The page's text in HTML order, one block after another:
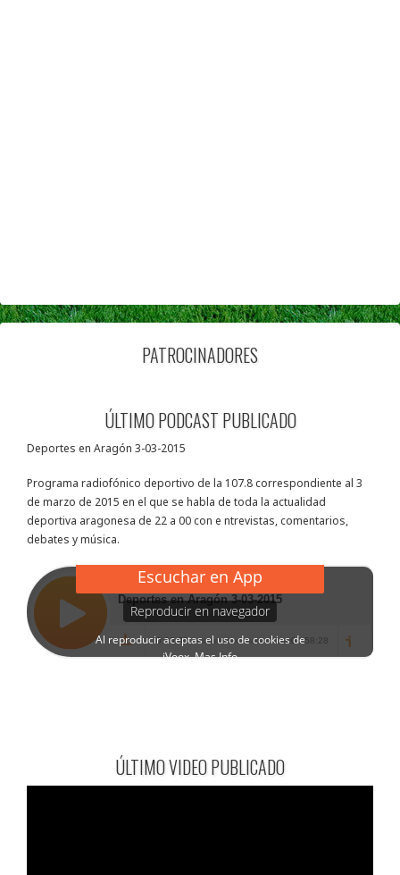
PATROCINADORES
ÚLTIMO PODCAST PUBLICADO
Deportes en Aragón 3-03-2015
Programa radiofónico deportivo de la 107.8 correspondiente al 3
de marzo de 2015 en el que se habla de toda la actualidad
deportiva aragonesa de 22 a 00 con e ntrevistas, comentarios,
debates y música.
ÚLTIMO VIDEO PUBLICADO